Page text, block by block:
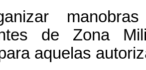
de Zona
aquelas